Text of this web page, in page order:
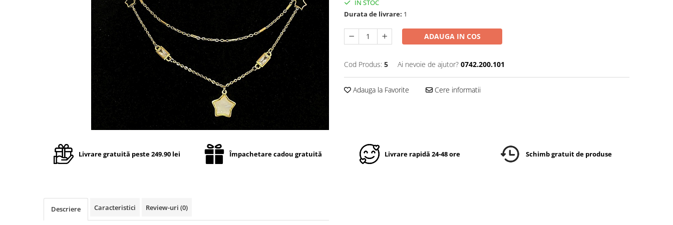
IN STOC
Durata de livrare: 1
ADAUGA IN COS
Cod Produs: 5 Ai nevoie de ajutor? 0742.200.101
Adauga la Favorite Cere informatii
Livrare gratuită peste 249.90 lei Împachetare cadou gratuită Livrare rapidă 24-48 ore Schimb gratuit de produse
Descriere Caracteristici Review-uri (0)